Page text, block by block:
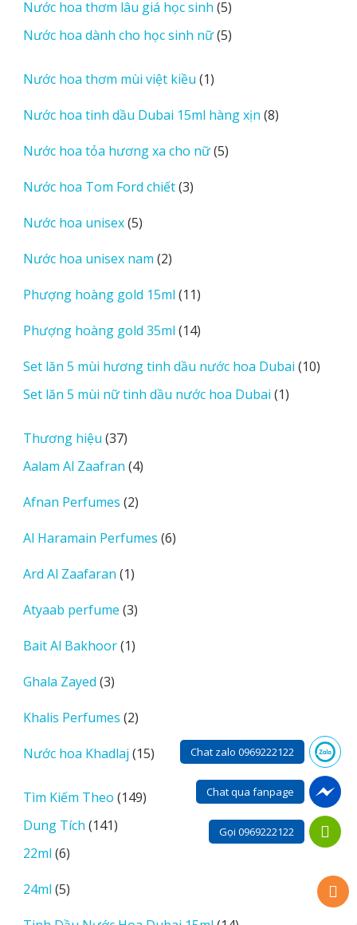
phẩm
Nước hoa thơm lâu giá học sinh 55
sản
phẩm
Nước hoa dành cho học sinh nữ 55
Nước hoa thơm mùi việt kiều 11
phẩm
Nước hoa tinh dầu Dubai 15ml hàng xịn 88
Nước hoa tỏa hương xa cho nữ 55
Nước hoa Tom Ford chiết 33
Nước hoa unisex 55
phẩm
Nước hoa unisex nam 22
phẩm
Phượng hoàng gold 15ml 1111
phẩm
Phượng hoàng gold 35ml 1414
phẩm
Set lăn 5 mùi hương tinh dầu nước hoa Dubai 1010
Set lăn 5 mùi nữ tinh dầu nước hoa Dubai 11
Thương hiệu 3737
sản
phẩm
Aalam Al Zaafran 44
Afnan Perfumes 22
phẩm
Al Haramain Perfumes 66
Ard Al Zaafaran 11
phẩm
Atyaab perfume 33
phẩm
Bait Al Bakhoor 11
Ghala Zayed 33
phẩm
Khalis Perfumes 22
phẩm
Nước hoa Khadlaj 1515
Tìm Kiếm Theo 149149
Dung Tích 141141
22ml 66
phẩm
24ml 55
Chat zalo 0969222122
Chat qua fanpage
Gọi 0969222122